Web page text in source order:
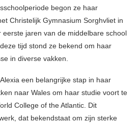
begon ze haar
Christelijk Gymnasium Sorghvliet in
eerste jaren van de middelbare school
tijd stond ze bekend om haar
in diverse vakken.
een belangrijke stap in haar
naar Wales om haar studie voort te
College of the Atlantic. Dit
dat bekendstaat om zijn sterke